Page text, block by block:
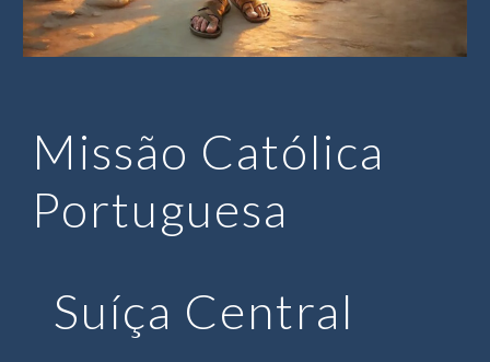
Missão Católica
Portuguesa
Suíça Central